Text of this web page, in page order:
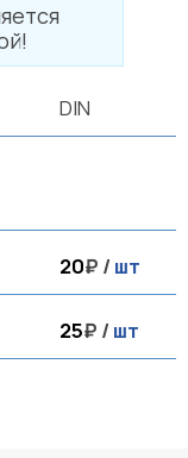
DIN
20₽ /шт
25₽ /шт